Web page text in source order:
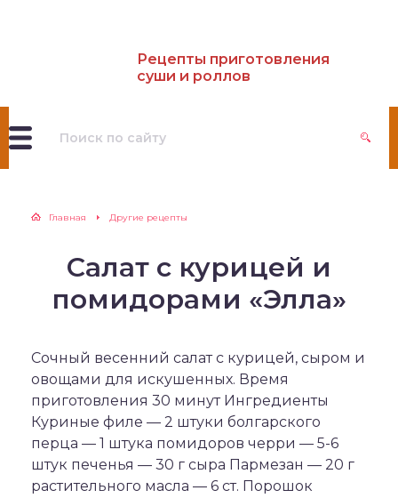
Рецепты приготовления
суши и роллов
Главная Другие рецепты
Салат с курицей и
помидорами «Элла»
Сочный весенний салат с курицей, сыром и
овощами для искушенных. Время
приготовления 30 минут Ингредиенты
Куриные филе — 2 штуки болгарского
перца — 1 штука помидоров черри — 5-6
штук печенья — 30 г сыра Пармезан — 20 г
растительного масла — 6 ст. Порошок